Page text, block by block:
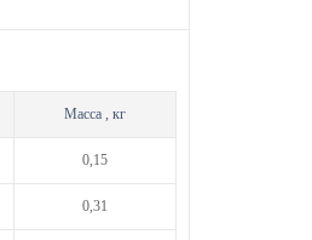
Масса , кг
0,15
0,31